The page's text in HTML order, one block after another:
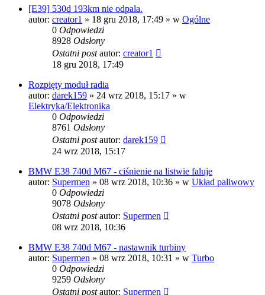
[E39] 530d 193km nie odpala.
autor: creator1 » 18 gru 2018, 17:49 » w Ogólne
0 Odpowiedzi
8928 Odsłony
Ostatni postautor: creator1
18 gru 2018, 17:49
Rozpięty moduł radia
autor: darek159 » 24 wrz 2018, 15:17 » w
Elektryka/Elektronika
0 Odpowiedzi
8761 Odsłony
Ostatni postautor: darek159
24 wrz 2018, 15:17
BMW E38 740d M67 - ciśnienie na listwie faluje
autor: Supermen » 08 wrz 2018, 10:36 » w Układ paliwowy
0 Odpowiedzi
9078 Odsłony
Ostatni postautor: Supermen
08 wrz 2018, 10:36
BMW E38 740d M67 - nastawnik turbiny
autor: Supermen » 08 wrz 2018, 10:31 » w Turbo
0 Odpowiedzi
9259 Odsłony
Ostatni postautor: Supermen